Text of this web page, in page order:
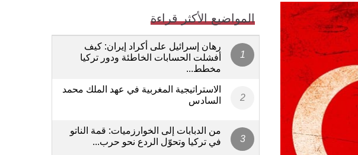
المواضيع الأكثر قراءة
رهان إسرائيل على أكراد إيران: كيف
أفشلت الحسابات الخاطئة ودور تركيا
مخطط...
الاستراتيجية المغربية في عهد الملك محمد
السادس
من الدبابات إلى الخوارزميات: قمة الناتو
في تركيا وتحوّل الردع نحو حرب...